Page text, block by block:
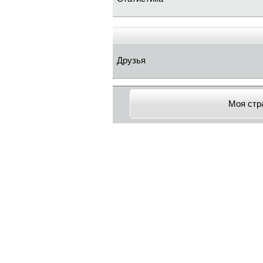
Друзья
Моя